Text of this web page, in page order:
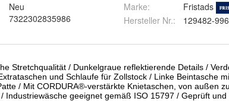
Neu
7322302835986
Marke:
Fristads
Hersteller Nr.:
129482-996